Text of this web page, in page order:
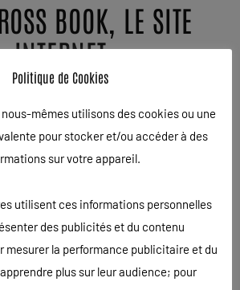
BOOK, LE SITE
INTERNET
du best-seller, Motocross le guide du
fait confiance à la société MXCOM.eu
, est la vitrine de la traduction
Disponible en vente pour tous les pays
Politique de Cookies
mêmes utilisons des cookies ou une
pour stocker et/ou accéder à des
sur votre appareil.
utilisent ces informations personnelles
des publicités et du contenu
mesurer la performance publicitaire et du
plus sur leur audience; pour